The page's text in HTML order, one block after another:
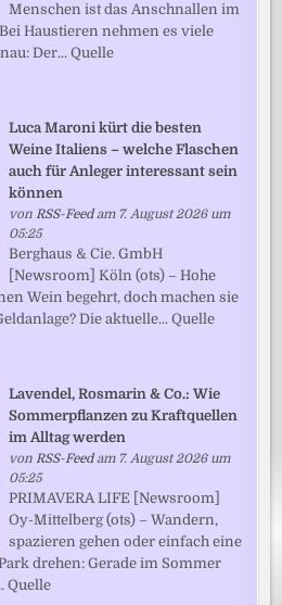
Menschen ist das Anschnallen im
Haustieren nehmen es viele
Der... Quelle
Luca Maroni kürt die besten
Weine Italiens – welche Flaschen
auch für Anleger interessant sein
können
vonRSS-Feedam 7. August 2026 um
05:25
Berghaus & Cie. GmbH
[Newsroom] Köln (ots) – Hohe
Wein begehrt, doch machen sie
Die aktuelle... Quelle
Lavendel, Rosmarin & Co.: Wie
Sommerpflanzen zu Kraftquellen
im Alltag werden
vonRSS-Feedam 7. August 2026 um
05:25
PRIMAVERA LIFE [Newsroom]
Oy-Mittelberg (ots) – Wandern,
spazieren gehen oder einfach eine
drehen: Gerade im Sommer
Quelle